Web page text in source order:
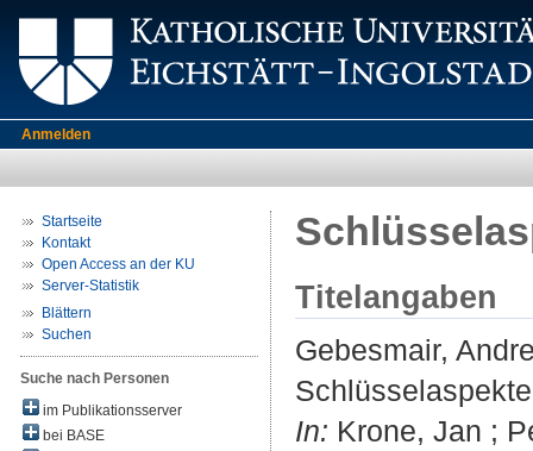
Anmelden
Startseite
Kontakt
Open Access an der KU
Server-Statistik
Blättern
Suchen
Suche nach Personen
im Publikationsserver
bei BASE
Titelangaben
Gebesmair,
In: Krone, Jan ;